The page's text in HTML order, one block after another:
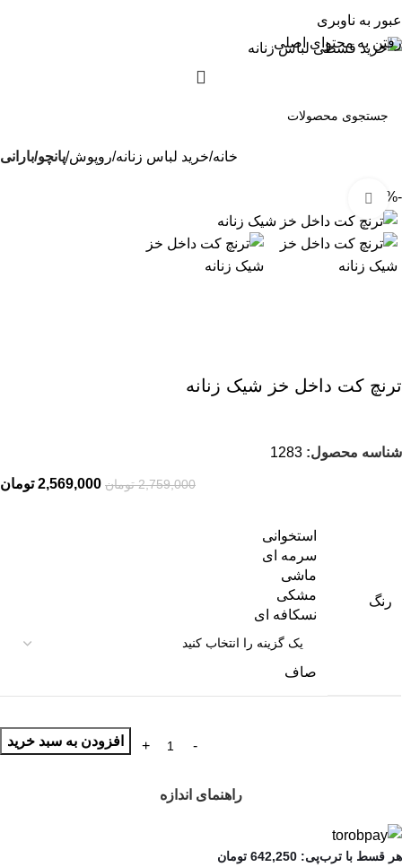
عبور به ناوبری
رفتن به محتوای اصلی
خانه خرید لباس زنانه روپوش پانچو/بارانی
-7%
ترنچ کت داخل خز شیک زنانه
شناسه محصول: 1283
2,759,000 تومان 2,569,000 تومان
رنگ
استخوانی
سرمه ای
ماشی
مشکی
نسکافه ای
صاف
افزودن به سبد خرید
راهنمای اندازه
هر قسط با ترب‌پی: 642,250 تومان